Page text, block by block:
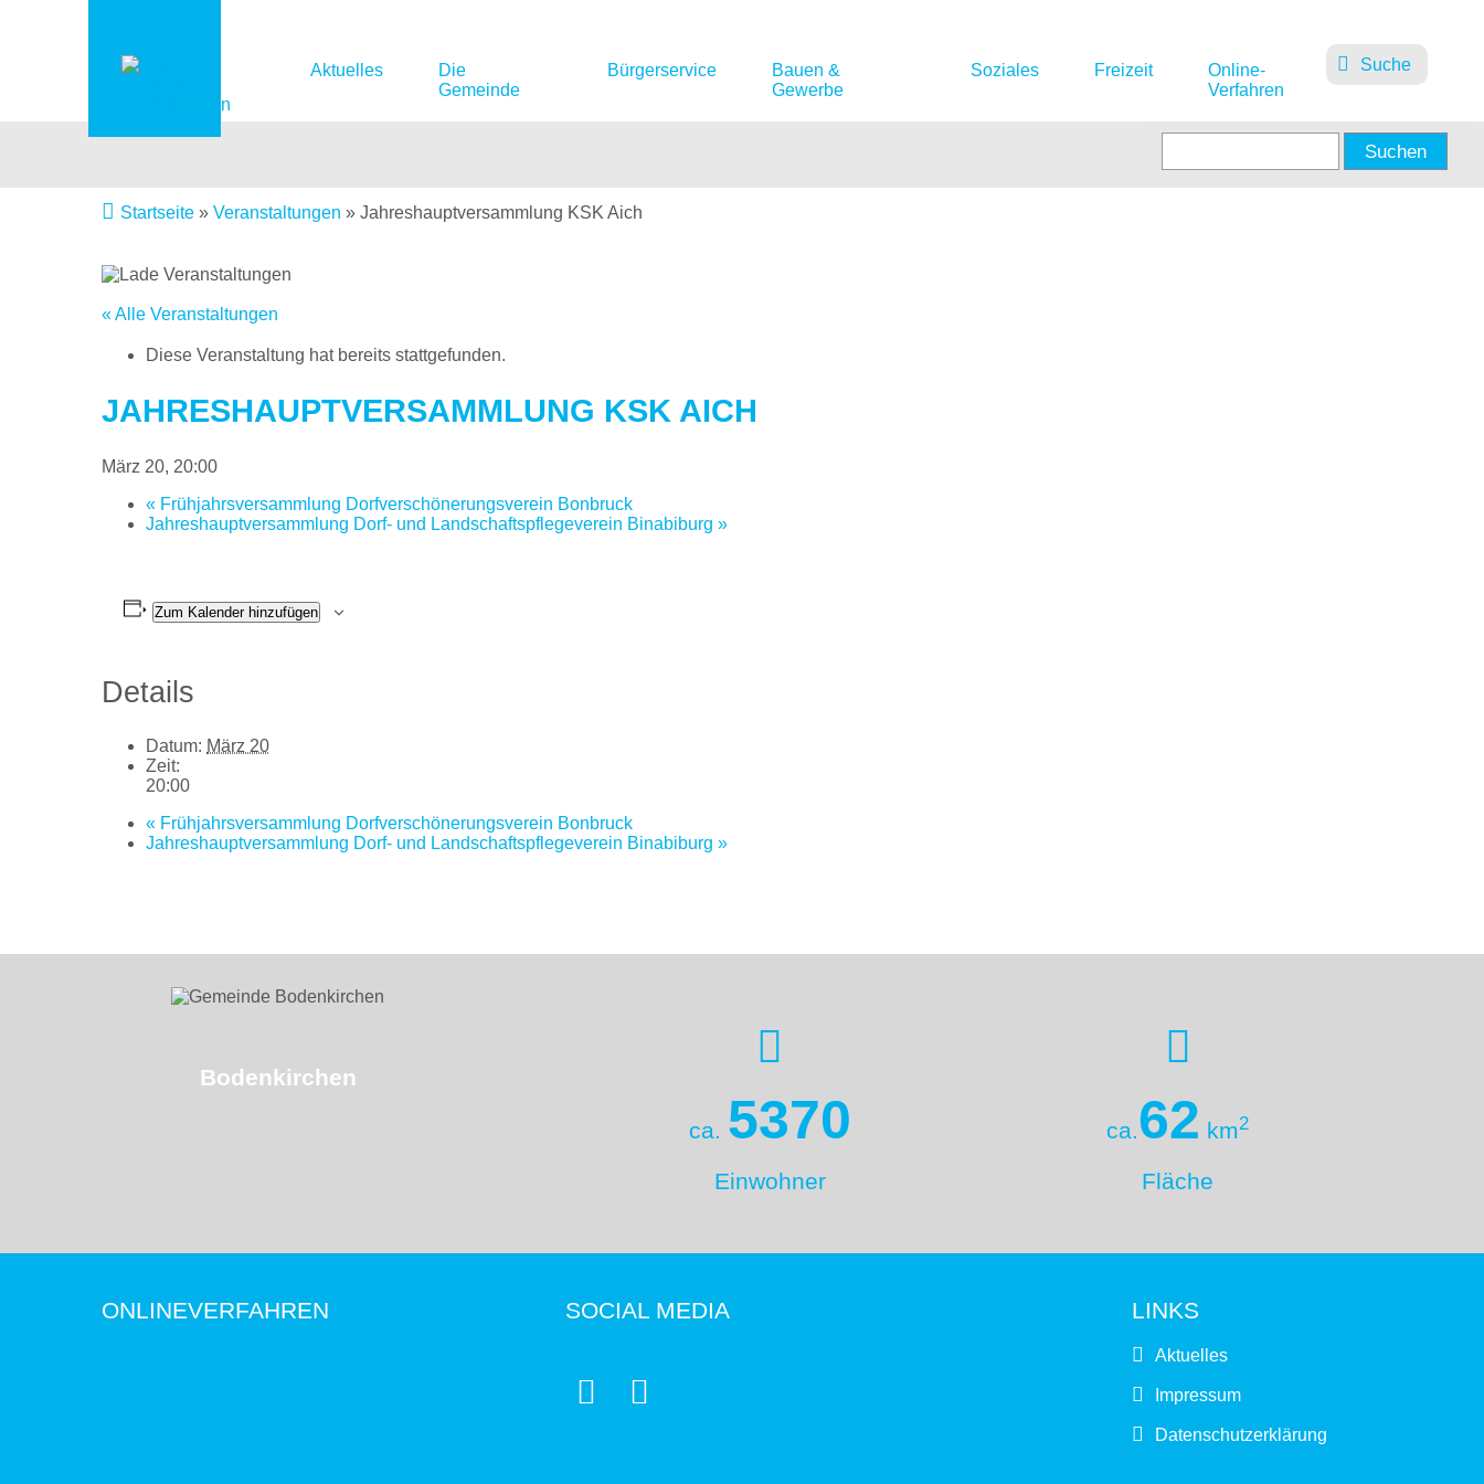
Suche
Aktuelles
Die
Gemeinde
Bürgerservice
Bauen &
Gewerbe
Soziales Freizeit
Online-
Verfahren
Startseite »Veranstaltungen »Jahreshauptversammlung KSK Aich
« Alle Veranstaltungen
Diese Veranstaltung hat bereits stattgefunden.
JAHRESHAUPTVERSAMMLUNG KSK AICH
März 20, 20:00
« Frühjahrsversammlung Dorfverschönerungsverein Bonbruck
Jahreshauptversammlung Dorf- und Landschaftspflegeverein Binabiburg»
Zum Kalender hinzufügen
Details
Datum: März 20
Zeit:
20:00
« Frühjahrsversammlung Dorfverschönerungsverein Bonbruck
Jahreshauptversammlung Dorf- und Landschaftspflegeverein Binabiburg»
Bodenkirchen
ca. 5370
Einwohner
ca.62 km2
Fläche
ONLINEVERFAHREN SOCIAL MEDIA
 
LINKS
Aktuelles
Impressum
Datenschutzerklärung